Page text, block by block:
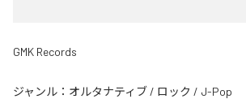
GMK Records
ジャンル： オルタナティブ / ロック / J-Pop